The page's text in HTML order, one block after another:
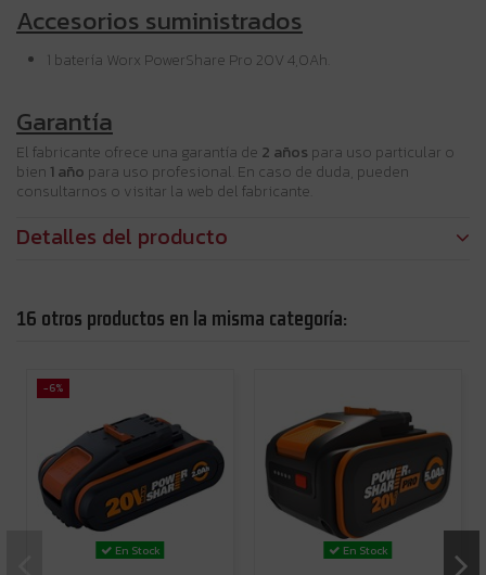
Accesorios suministrados
1 batería Worx PowerShare Pro 20V 4,0Ah.
Garantía
El fabricante ofrece una garantía de 2 años para uso particular o
bien 1 año para uso profesional. En caso de duda, pueden
consultarnos o visitar la web del fabricante.
Detalles del producto
16 otros productos en la misma categoría:
-6%
En Stock En Stock